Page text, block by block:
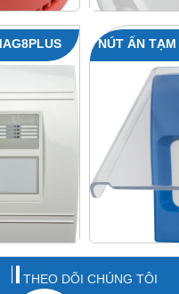
NÚT ẤN
THEO DÕI CHÚNG TÔI